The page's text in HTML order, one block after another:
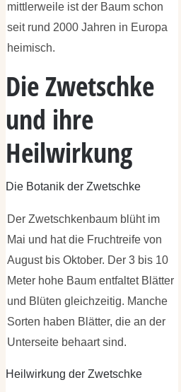
mittlerweile ist der Baum schon
seit rund 2000 Jahren in Europa
heimisch.
Die Zwetschke
und ihre
Heilwirkung
Die Botanik der Zwetschke
Der Zwetschkenbaum blüht im
Mai und hat die Fruchtreife von
August bis Oktober. Der 3 bis 10
Meter hohe Baum entfaltet Blätter
und Blüten gleichzeitig. Manche
Sorten haben Blätter, die an der
Unterseite behaart sind.
Heilwirkung der Zwetschke